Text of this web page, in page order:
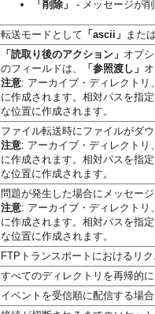
「削除」
- メッセージが
転送モードとして 「ascii」
また
「読取り後のアクション」 オプ
のフィールドは、
「参照渡し」
注意: アーカイブ・ディレクト
に作成されます。相対パスを指
な位置に作成されます。
ファイル転送時にファイルがダ
注意: アーカイブ・ディレクト
に作成されます。相対パスを指
な位置に作成されます。
問題が発生した場合にメッセー
注意: アーカイブ・ディレクト
に作成されます。相対パスを指
な位置に作成されます。
FTPトランスポートにおけるリ
すべてのディレクトリを再帰的
イベントを受信順に配信する場